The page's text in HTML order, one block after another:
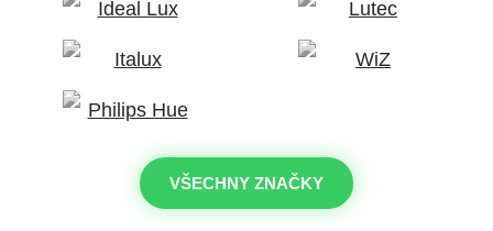
VŠECHNY ZNAČKY